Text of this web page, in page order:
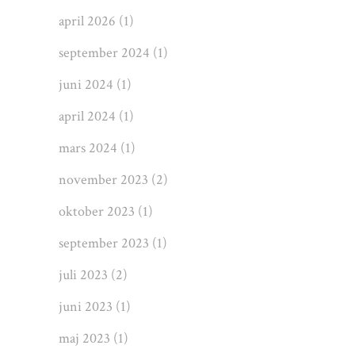
april 2026 (1)
september 2024 (1)
juni 2024 (1)
april 2024 (1)
mars 2024 (1)
november 2023 (2)
oktober 2023 (1)
september 2023 (1)
juli 2023 (2)
juni 2023 (1)
maj 2023 (1)